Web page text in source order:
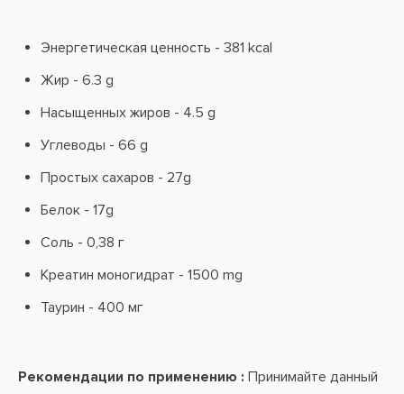
Энергетическая ценность - 381 kcal
Жир - 6.3 g
Насыщенных жиров - 4.5 g
Углеводы - 66 g
Простых сахаров - 27g
Белок - 17g
Соль - 0,38 г
Креатин моногидрат - 1500 mg
Таурин - 400 мг
Рекомендации по применению : Принимайте данный